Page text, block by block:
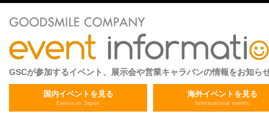
GSCが参加するイベント、展示会や営業キャラバンの情報をお知ら
国内イベントを見る
Events in Japan
海外イベントを見る
International events